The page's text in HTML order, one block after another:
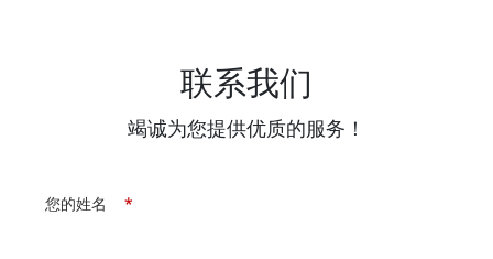
联系我们
竭诚为您提供优质的服务！
*
您的姓名